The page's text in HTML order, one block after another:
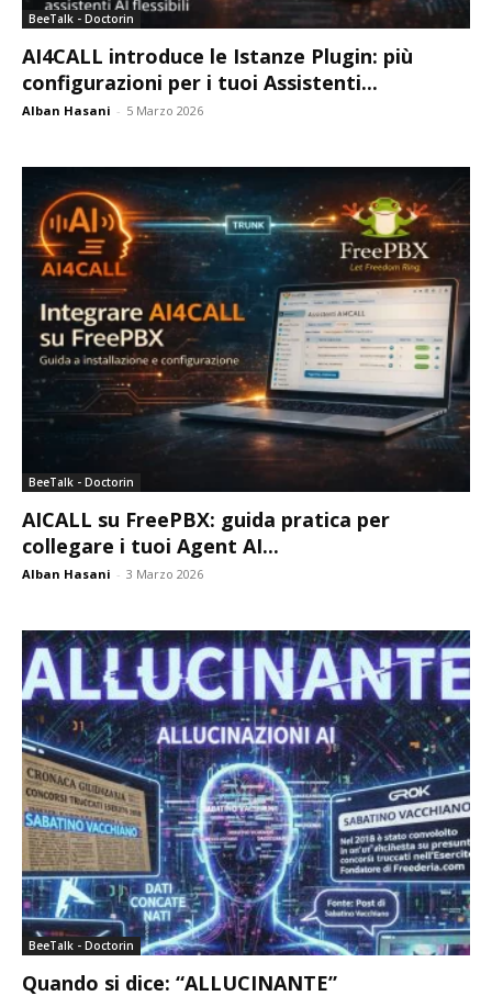
BeeTalk - Doctorin
AI4CALL introduce le Istanze Plugin: più
configurazioni per i tuoi Assistenti...
Alban Hasani - 5 Marzo 2026
BeeTalk - Doctorin
AICALL su FreePBX: guida pratica per
collegare i tuoi Agent AI...
Alban Hasani - 3 Marzo 2026
BeeTalk - Doctorin
Quando si dice: “ALLUCINANTE”